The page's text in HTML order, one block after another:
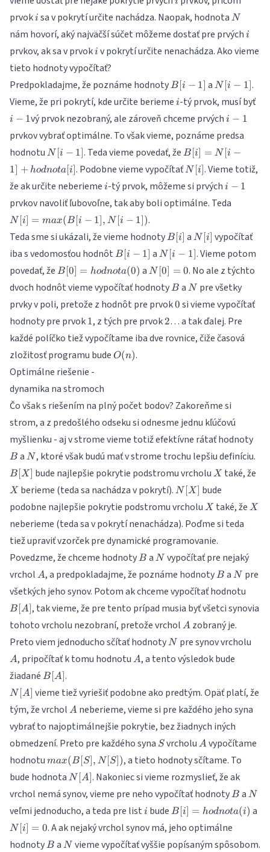
prvoki
i sa v pokrytí určite nachádza. Naopak, hodnota N
N
nám hovorí, aký najväčší súčet môžeme dostať pre prvých i
i
prvkov, ak sa v prvoki
i v pokrytí určite nenachádza. Ako vieme
tieto hodnoty vypočítať?
Predpokladajme, že poznáme hodnoty B[i-
B i − 1 aN[i-
N [i − 1 .
Vieme, že pri pokrytí, kde určite berieme i
i-tý prvok, musí byť
i − 1vý prvok nezobraný, ale zároveň chceme prvýchi-
i − 1
prvkov vybrať optimálne. To však vieme, poznáme predsa
hodnotu N[i-
N i − 1 ]. Teda vieme povedať, žeB[i] =
N[i-1] +
hodnota[i]
B [i = N [i −
1 + hodnota [i ]. Podobne vieme vypočítaťN[i]
N [i ]. Vieme totiž,
že ak určite neberieme i
i-tý prvok, môžeme si prvých i-
i − 1
prvkov navoliť ľubovoľne, tak aby boli optimálne. Teda
1])
N i = max(B i − 1 , N [i − 1 ]).
Teda sme si ukázali, že vieme hodnoty B[i]
B i a N[i]
N i vypočítať
iba s vedomosťou hodnôt B[i-
B i − 1 aN[i-
1]
N [i − 1 . Vieme potom
povedať, že B[0] =
hodnota(0)
B 0 = hodnota(0) aN[0]
= 0
N 0 = 0. No ale z týchto
dvoch hodnôt vieme vypočítať hodnoty B
B a N
N pre všetky
prvky v poli, pretože z hodnôt pre prvok0
0 si vieme vypočítať
hodnoty pre prvok 1
1, z tých pre prvok 2
2… a tak ďalej. Pre
každé políčko tiež vypočítame iba dve rovnice, čiže časová
zložitosť programu bude O(n)
O(n).
Optimálne riešenie -
dynamika na stromoch
Čo však s riešením na plný počet bodov? Zakoreňme si
strom, a z predošlého odseku si odnesme jednu kľúčovú
myšlienku - aj v strome vieme totiž efektívne rátať hodnoty
B a N
N , ktoré však budú mať v strome trochu lepšiu definíciu.
B X bude najlepšie pokrytie podstromu vrcholuX
X také, že
X berieme (teda sa nachádza v pokrytí).N[X]
N [X
bude
podobne najlepšie pokrytie podstromu vrcholu X
X také, žeX
X
neberieme (teda sa v pokrytí nenachádza). Poďme si teda
tiež upraviť vzorček pre dynamické programovanie.
Povedzme, že chceme hodnoty B
B a N
N vypočítať pre nejaký
vrchol A
A, a predpokladajme, že poznáme hodnoty B
B a N
N pre
všetkých jeho synov. Potom ak chceme vypočítať hodnotu
B A] , tak vieme, že pre tento prípad musia byť všetci synovia
tohoto vrcholu nezobraní, pretože vrchol A
A zobraný je.
Preto viem jednoducho sčítať hodnoty N
N pre synov vrcholu
A, pripočítať k tomu hodnotu A
A, a tento výsledok bude
žiadané B[A]
B A] .
N[A]
N A] vieme tiež vyriešiť podobne ako predtým. Opäť platí, že
tým, že vrchol A
A neberieme, vieme si pre každého jeho syna
vybrať to najoptimálnejšie pokrytie, bez žiadnych iných
obmedzení. Preto pre každého syna S
Svrcholu A
Avypočítame
hodnotu max(B[S],N[S])
max(B S] , N S ]), a tieto hodnoty sčítame. To
bude hodnota N[A]
N A] . Nakoniec si vieme rozmyslieť, že ak
vrchol nemá synov, vieme pre neho vypočítať hodnoty B
B a N
N
veľmi jednoducho, a teda pre list i
i bude B[i] =
hodnota(i)
B i = hodnota(i) a
N i = 0. A ak nejaký vrchol synov má, jeho optimálne
hodnoty B
B a N
N vieme vypočítať vyššie popísaným spôsobom.